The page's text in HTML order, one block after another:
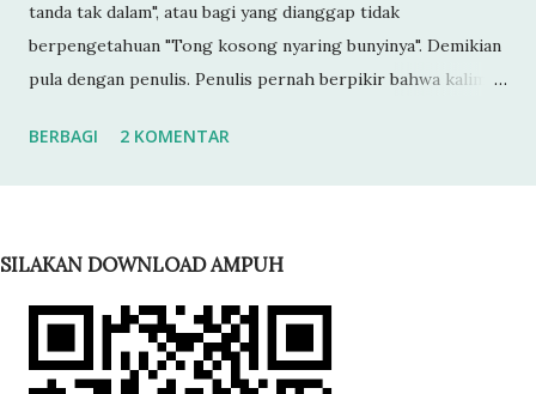
tanda tak dalam", atau bagi yang dianggap tidak
berpengetahuan "Tong kosong nyaring bunyinya". Demikian
pula dengan penulis. Penulis pernah berpikir bahwa kalimat
bicara. Ketika anda berkata tentang air beriak tanda tak
akan menemukan riak-riak atau gelembung-gelembung air
yang relatif kecil di atas permukaannya. Menurut hasil
penelitian, riak-riak air tersebut banyak ditemukan pada
BERBAGI 2 KOMENTAR
SILAKAN DOWNLOAD AMPUH